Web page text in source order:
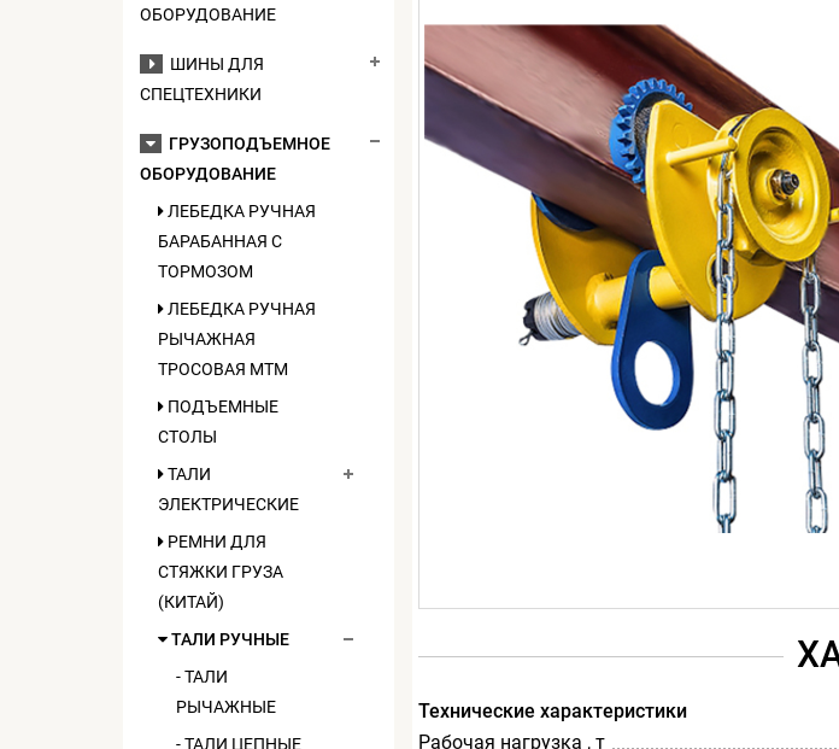
ОБОРУДОВАНИЕ
ШИНЫ ДЛЯ
СПЕЦТЕХНИКИ
ГРУЗОПОДЪЕМНОЕ
ОБОРУДОВАНИЕ
ЛЕБЕДКА РУЧНАЯ
БАРАБАННАЯ С
ТОРМОЗОМ
ЛЕБЕДКА РУЧНАЯ
РЫЧАЖНАЯ
ТРОСОВАЯ МТМ
ПОДЪЕМНЫЕ
СТОЛЫ
ТАЛИ
ЭЛЕКТРИЧЕСКИЕ
РЕМНИ ДЛЯ
СТЯЖКИ ГРУЗА
(КИТАЙ)
ТАЛИ РУЧНЫЕ
- ТАЛИ
РЫЧАЖНЫЕ
- ТАЛИ ЦЕПНЫЕ
Технические характеристики
Рабочая нагрузка , т